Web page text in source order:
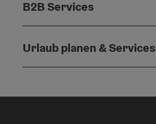
B2B Services
Urlaub planen & Services